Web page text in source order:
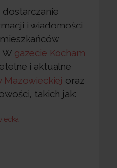
i wiadomości,
W gazecie Kocham
i aktualne
Mazowieckiej oraz
takich jak: